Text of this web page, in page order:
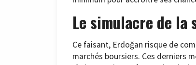
Le simulacre de
Ce faisant, Erdoğan risque de
marchés boursiers. Ces derniers